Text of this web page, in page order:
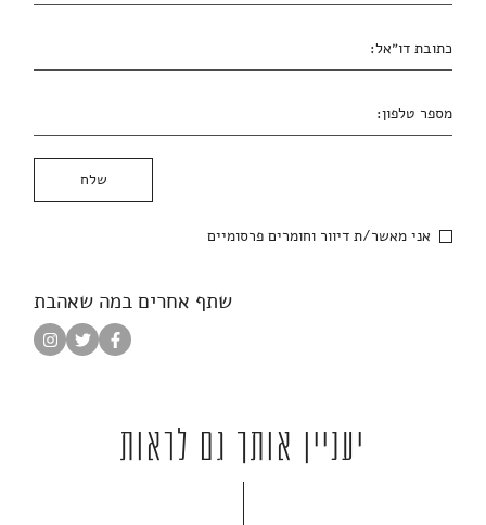
כתובת דו״אל:
מספר טלפון:
אני מאשר/ת דיוור וחומרים פרסומיים
שתף אחרים במה שאהבת
יעניין אותך גם לראות